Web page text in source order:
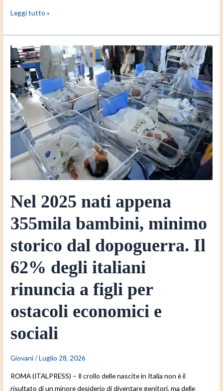
Leggi tutto »
Nel 2025 nati appena
355mila bambini, minimo
storico dal dopoguerra. Il
62% degli italiani
rinuncia a figli per
ostacoli economici e
sociali
Giovani/Luglio 28, 2026
ROMA (ITALPRESS) – Il crollo delle nascite in Italia non è il
risultato di un minore desiderio di diventare genitori, ma delle
Nel
2025
appena
355mila
bambini,
minimo
storico
dopoguerra.
degli
rinuncia
figli
per
ostacoli
economici
sociali